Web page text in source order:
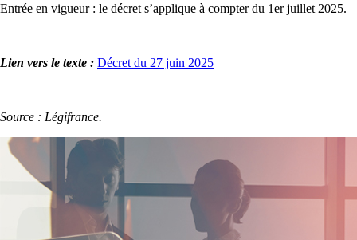
Entrée en vigueur: le décret s’applique à compter du 1er juillet 2025.
Lien vers le texte : Décret du 27 juin 2025
Source : Légifrance.